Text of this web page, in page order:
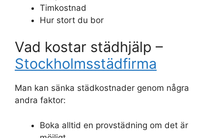
Timkostnad
Hur stort du bor
Vad kostar städhjälp –
Stockholmsstädfirma
Man kan sänka städkostnader genom några
andra faktor:
Boka alltid en provstädning om det är